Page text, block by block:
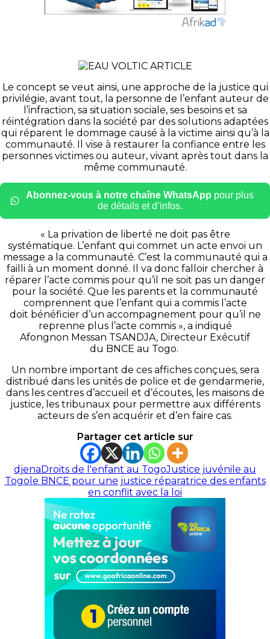
Le concept se veut ainsi, une approche de la justice qui
privilégie, avant tout, la personne de l’enfant auteur de
l’infraction, sa situation sociale, ses besoins et sa
réintégration dans la société par des solutions adaptées
qui réparent le dommage causé à la victime ainsi qu’à la
communauté. Il vise à restaurer la confiance entre les
personnes victimes ou auteur, vivant après tout dans la
même communauté.
Abonnez-vous à notre chaîne WhatsApp pour plus
de détails et d’infos.
« La privation de liberté ne doit pas être
systématique. L’enfant qui commet un acte envoi un
message a la communauté. C’est la communauté qui a
failli à un moment donné. Il va donc falloir chercher à
réparer l’acte commis pour qu’il ne soit pas un danger
pour la société. Que les parents et la communauté
comprennent que l’enfant qui a commis l’acte
doit bénéficier d’un accompagnement pour qu’il ne
reprenne plus l’acte commis », a indiqué
Afongnon Messan TSANDJA, Directeur Exécutif
du BNCE au Togo.
Un nombre important de ces affiches conçues, sera
distribué dans les unités de police et de gendarmerie,
dans les centres d’accueil et d’écoutes, les maisons de
justice, les tribunaux pour permettre aux différents
acteurs de s’en acquérir et d’en faire cas.
Partager cet article sur
djenaDroits de l'enfant au TogoJustice juvénile au
Togo le BNCE pour une justice réparatrice des enfants
en conflit avec la loi